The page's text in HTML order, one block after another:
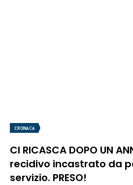
CRONACA
CI RICASCA DOPO UN
recidivo incastrato da
servizio. PRESO!